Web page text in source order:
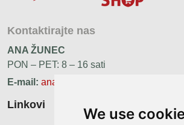
We use
Kontaktirajte nas
ANA ŽUNEC
PON – PET: 8 – 16 sati
E-mail: ana.zunec@ac-group.hr
Linkovi